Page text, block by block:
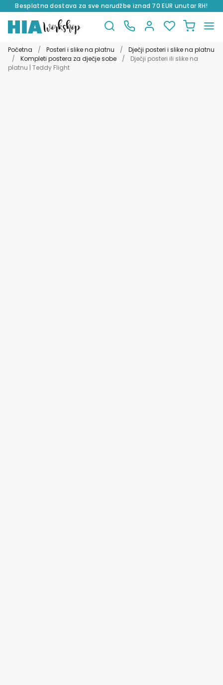
Besplatna dostava za sve narudžbe iznad 70 EUR unutar RH!
na
navigaciju
do
sadržaja
Početna / Posteri i slike na platnu /
Dječji posteri i slike na platnu
/
Kompleti postera za dječje sobe /
Dječji posteri ili slike na
platnu | Teddy Flight